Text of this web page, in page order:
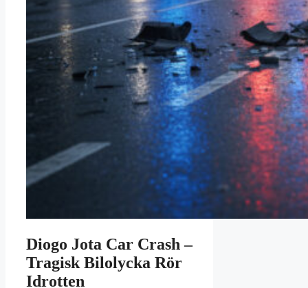
Diogo Jota Car Crash –
Tragisk Bilolycka Rör
Idrotten